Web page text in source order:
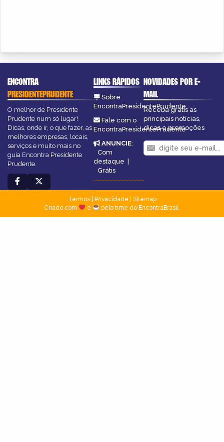
ENCONTRA
PRESIDENTEPRUDENTE
O melhor de Presidente
Prudente num só lugar!
Dicas, onde ir, o que fazer, as
melhores empresas, locais,
serviços e muito mais no
guia Encontra Presidente
Prudente.
LINKS RÁPIDOS
Sobre
EncontraPresidentePrudente
Fale com o
EncontraPresidentePrudente
ANUNCIE:
Com
destaque |
Grátis
NOVIDADES POR E-
MAIL
Receba grátis as
principais notícias,
dicas e promoções
Termos| Privacidade
Sitemap
Criado com
e pelo time do EncontraBrasil